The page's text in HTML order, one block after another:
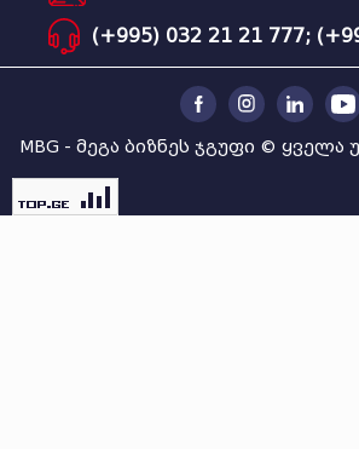
(+995) 032 21 21 777;
MBG - მეგა ბიზნეს ჯგუფი ©